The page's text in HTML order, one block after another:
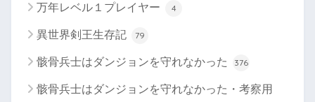
万年レベル１プレイヤー 4
異世界剣王生存記 79
骸骨兵士はダンジョンを守れなかった 376
骸骨兵士はダンジョンを守れなかった・考察用